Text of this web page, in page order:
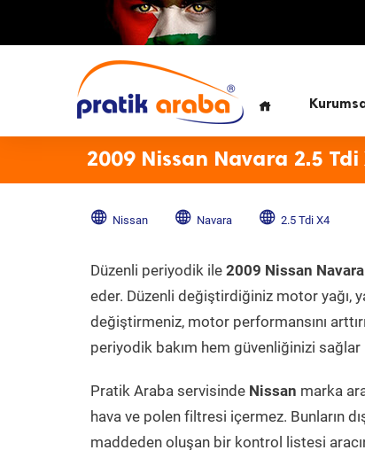
2009 Nissan Navara 2.5 Tdi
Nissan Navara 2.5 Tdi X4
Düzenli periyodik ile 2009 Nissan
eder. Düzenli değiştirdiğiniz motor yağı,
değiştirmeniz, motor performansını
periyodik bakım hem güvenliğinizi sağlar
Pratik Araba servisinde Nissan marka
hava ve polen filtresi içermez. Bunların
maddeden oluşan bir kontrol listesi